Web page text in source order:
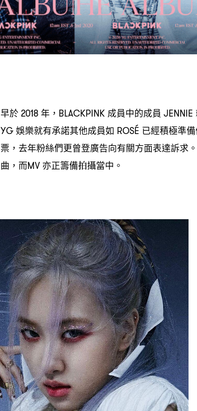
早於2018 年 ，BLACKPINK 成員中的成員 JENNIE
YG娛樂就有承諾其他成員如 ROSÉ 已經積極準
票 ， 去年粉絲們更曾登廣告向有關方面表達訴求
曲 ， 而MV 亦正籌備拍攝當中。